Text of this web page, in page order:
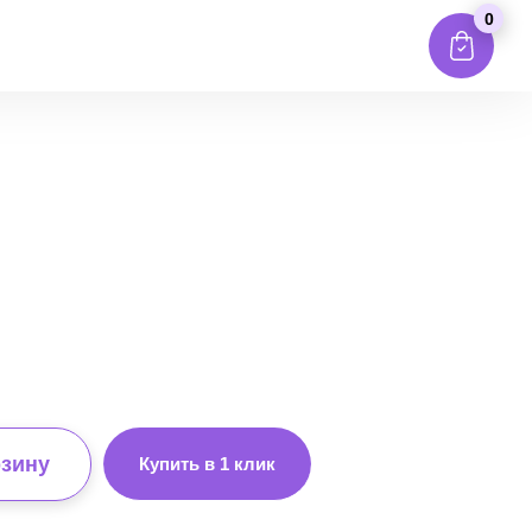
0
Купить в 1 клик